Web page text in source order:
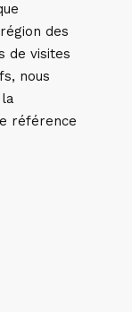
des
de visites
nous
référence